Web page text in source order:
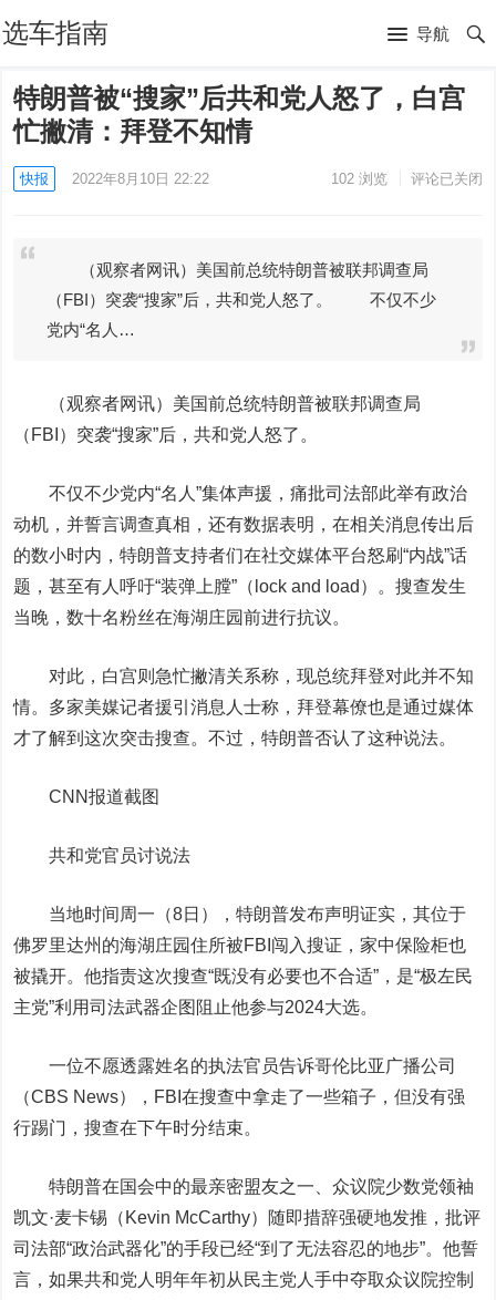
选车指南 导航
特朗普被“搜家”后共和党人怒了，白宫
忙撇清：拜登不知情
快报 2022年8月10日 22:22 102浏览 评论已关闭
（观察者网讯）美国前总统特朗普被联邦调查局
（FBI）突袭“搜家”后，共和党人怒了。 不仅不少
党内“名人…
（观察者网讯）美国前总统特朗普被联邦调查局
（FBI）突袭“搜家”后，共和党人怒了。
不仅不少党内“名人”集体声援，痛批司法部此举有政治
动机，并誓言调查真相，还有数据表明，在相关消息传出后
的数小时内，特朗普支持者们在社交媒体平台怒刷“内战”话
题，甚至有人呼吁“装弹上膛”（lock and load）。搜查发生
当晚，数十名粉丝在海湖庄园前进行抗议。
对此，白宫则急忙撇清关系称，现总统拜登对此并不知
情。多家美媒记者援引消息人士称，拜登幕僚也是通过媒体
才了解到这次突击搜查。不过，特朗普否认了这种说法。
CNN报道截图
共和党官员讨说法
当地时间周一（8日），特朗普发布声明证实，其位于
佛罗里达州的海湖庄园住所被FBI闯入搜证，家中保险柜也
被撬开。他指责这次搜查“既没有必要也不合适”，是“极左民
主党”利用司法武器企图阻止他参与2024大选。
一位不愿透露姓名的执法官员告诉哥伦比亚广播公司
（CBS News），FBI在搜查中拿走了一些箱子，但没有强
行踢门，搜查在下午时分结束。
特朗普在国会中的最亲密盟友之一、众议院少数党领袖
凯文·麦卡锡（Kevin McCarthy）随即措辞强硬地发推，批评
司法部“政治武器化”的手段已经“到了无法容忍的地步”。他誓
言，如果共和党人明年年初从民主党人手中夺取众议院控制